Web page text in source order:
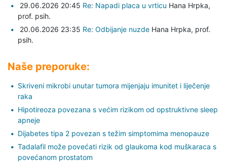
29.06.2026 20:45 Re: Napadi placa u vrticu Hana Hrpka,
prof. psih.
20.06.2026 23:35 Re: Odbijanje nuzde Hana Hrpka, prof.
psih.
Naše preporuke:
Skriveni mikrobi unutar tumora mijenjaju imunitet i liječenje
raka
Hipotireoza povezana s većim rizikom od opstruktivne sleep
apneje
Dijabetes tipa 2 povezan s težim simptomima menopauze
Tadalafil može povećati rizik od glaukoma kod muškaraca s
povećanom prostatom